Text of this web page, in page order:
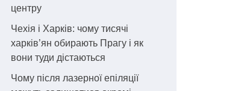
центру
Чехія і Харків: чому тисячі
харків’ян обирають Прагу і як
вони туди дістаються
Чому після лазерної епіляції